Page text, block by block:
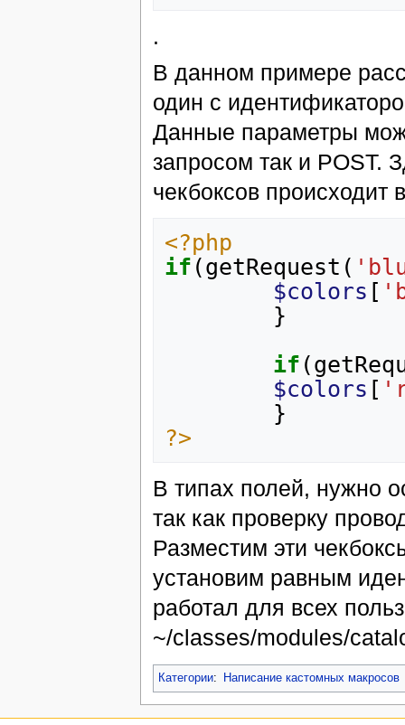
.
В данном примере
один с
Данные параметры
запросом так и POST.
чекбоксов
<?php
if (getRequest (
$colors [
}
if (
$colors [
}
?>
В типах полей, нужно
так как проверку
Разместим эти
установим равным
работал для всех
~/classes/modules/
Категории: Написание кастомных макросов